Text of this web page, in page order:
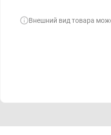
Внешний вид товара